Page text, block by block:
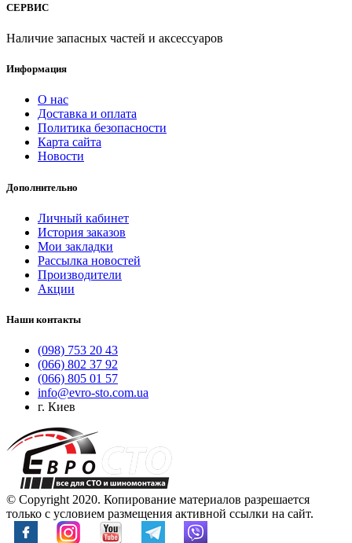
СЕРВИС
Наличие запасных частей и аксессуаров
Информация
О нас
Доставка и оплата
Политика безопасности
Карта сайта
Новости
Дополнительно
Личный кабинет
История заказов
Мои закладки
Рассылка новостей
Производители
Акции
Наши контакты
(098) 753 20 43
(066) 802 37 92
(066) 805 01 57
info@evro-sto.com.ua
г. Киев
© Copyright 2020. Копирование материалов разрешается
только с условием размещения активной ссылки на сайт.